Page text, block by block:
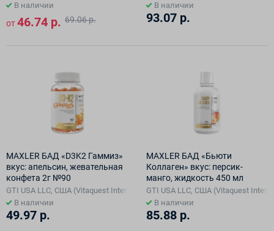
В наличии
от46.74 р. 69.06 р.
В наличии
93.07 р.
MAXLER БАД «D3K2 Гаммиз»
вкус: апельсин, жевательная
конфета 2г №90
GTI USA LLC, США (Vitaquest International LLC )
В наличии
49.97 р.
MAXLER БАД «Бьюти
Коллаген» вкус: персик-
манго, жидкость 450 мл
GTI USA LLC, США (Vitaquest
В наличии
85.88 р.